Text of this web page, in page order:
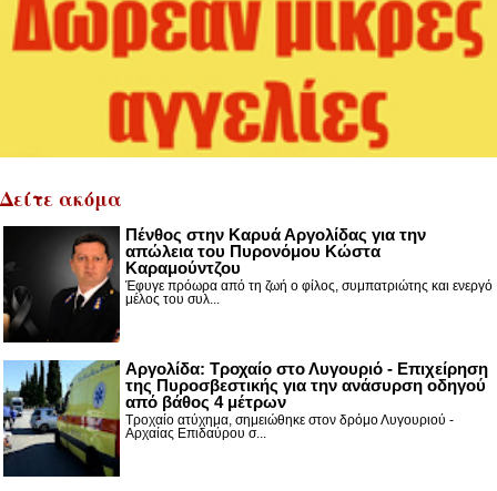
Δείτε ακόμα
Πένθος στην Καρυά Αργολίδας για την
απώλεια του Πυρονόμου Κώστα
Καραμούντζου
Έφυγε πρόωρα από τη ζωή ο φίλος, συμπατριώτης και ενεργό
μέλος του συλ...
Αργολίδα: Τροχαίο στο Λυγουριό - Επιχείρηση
της Πυροσβεστικής για την ανάσυρση οδηγού
από βάθος 4 μέτρων
Τροχαίο ατύχημα, σημειώθηκε στον δρόμο Λυγουριού -
Αρχαίας Επιδαύρου σ...